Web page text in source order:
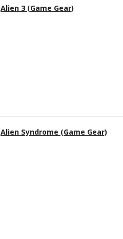
Alien 3 (Game Gear)
Alien Syndrome (Game Gear)